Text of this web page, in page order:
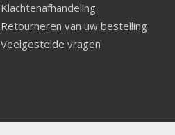
Klachtenafhandeling
Retourneren van uw bestelling
Veelgestelde vragen